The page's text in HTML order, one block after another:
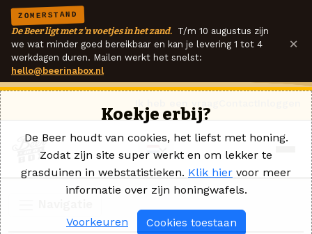
ZOMERSTAND
De Beer ligt met z'n voetjes in het zand. T/m 10 augustus zijn
we wat minder goed bereikbaar en kan je levering 1 tot 4
werkdagen duren. Mailen werkt het snelst:
hello@beerinabox.nl
×
Koekje erbij?
De Beer houdt van cookies, het liefst met honing.
Zodat zijn site super werkt en om lekker te
grasduinen in webstatistieken. Klik hier voor meer
informatie over zijn honingwafels.
Voorkeuren Cookies toestaan